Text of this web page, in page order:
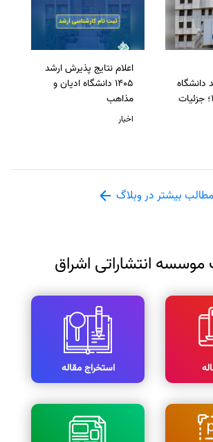
دانشگاه
آزاد 1405–1406؛ جزئیات
اعلام نتایج پذیرش ارشد
1405 دانشگاه ادیان و
مذاهب
اخبار
مطالب بیشتر در وبلاگ
انتشاراتی اشراق
استخراج مقاله